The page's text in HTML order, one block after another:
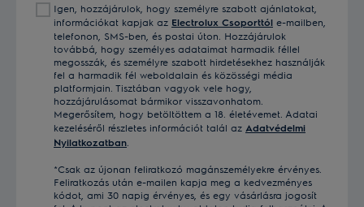
mail
címét
Igen, hozzájárulok, hogy személyre szabott ajánlatokat,
információkat kapjak az Electrolux Csoporttól e-mailben,
telefonon, SMS-ben, és postai úton. Hozzájárulok
továbbá, hogy személyes adataimat harmadik féllel
megosszák, és személyre szabott hirdetésekhez használják
fel a harmadik fél weboldalain és közösségi média
platformjain. Tisztában vagyok vele hogy,
hozzájárulásomat bármikor visszavonhatom.
Megerősítem, hogy betöltöttem a 18. életévemet. Adatai
kezeléséről részletes információt talál az Adatvédelmi
Nyilatkozatban
*Csak az újonan feliratkozó magánszemélyekre érvényes.
Feliratkozás után e-mailen kapja meg a kedvezményes
kódot, ami 30 napig érvényes, és egy vásárlásra jogosít